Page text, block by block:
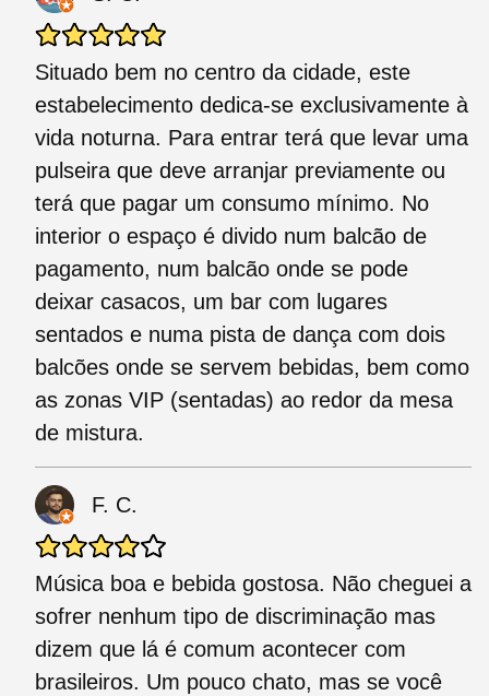
Situado bem no centro da cidade, este
estabelecimento dedica-se exclusivamente à
vida noturna. Para entrar terá que levar uma
pulseira que deve arranjar previamente ou
terá que pagar um consumo mínimo. No
interior o espaço é divido num balcão de
pagamento, num balcão onde se pode
deixar casacos, um bar com lugares
sentados e numa pista de dança com dois
balcões onde se servem bebidas, bem como
as zonas VIP (sentadas) ao redor da mesa
de mistura.
F. C.
Música boa e bebida gostosa. Não cheguei a
sofrer nenhum tipo de discriminação mas
dizem que lá é comum acontecer com
brasileiros. Um pouco chato, mas se você